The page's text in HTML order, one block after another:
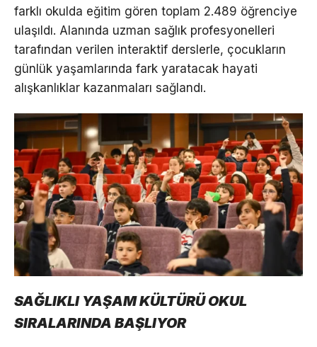
farklı okulda eğitim gören toplam 2.489 öğrenciye
ulaşıldı. Alanında uzman sağlık profesyonelleri
tarafından verilen interaktif derslerle, çocukların
günlük yaşamlarında fark yaratacak hayati
alışkanlıklar kazanmaları sağlandı.
SAĞLIKLI YAŞAM KÜLTÜRÜ OKUL
SIRALARINDA BAŞLIYOR